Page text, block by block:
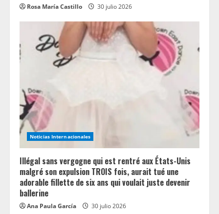
Rosa María Castillo 30 julio 2026
Noticias Internacionales
Illégal sans vergogne qui est rentré aux États-Unis
malgré son expulsion TROIS fois, aurait tué une
adorable fillette de six ans qui voulait juste devenir
ballerine
Ana Paula García 30 julio 2026